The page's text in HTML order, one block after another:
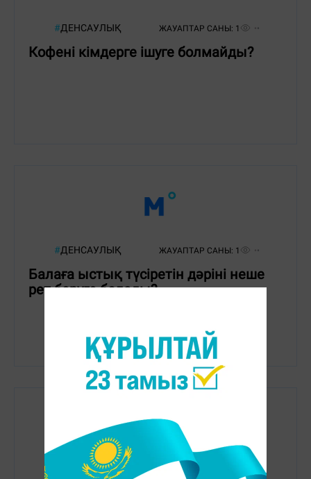
#ДЕНСАУЛЫҚ ЖАУАПТАР САНЫ: 1
Кофені кімдерге ішуге болмайды?
#ДЕНСАУЛЫҚ ЖАУАПТАР САНЫ: 1
Балаға ыстық түсіретін дәріні неше
рет беруге болады?
ДЕНСАУЛЫҚ ЖАУАПТАР САНЫ: